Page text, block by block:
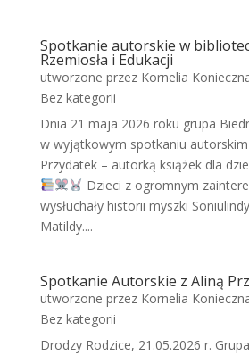
Spotkanie autorskie w
Rzemiosła i Edukacji
utworzone przez Kornelia
Bez kategorii
Dnia 21 maja 2026 roku grupa
w wyjątkowym spotkaniu autorskim
Przydatek – autorką książek dla
Dzieci z ogromnym
wysłuchały historii myszki
Matildy....
Spotkanie Autorskie z Aliną
utworzone przez Kornelia
Bez kategorii
Drodzy Rodzice, 21.05.2026 r.